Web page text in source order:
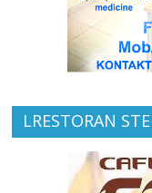
LRESTORAN